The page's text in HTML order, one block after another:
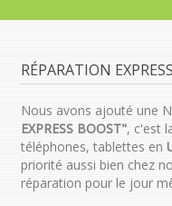
RÉPARATION
Nous avons ajouté une
EXPRESS BOOST", c'est
téléphones, tablettes en
priorité aussi bien chez
réparation pour le jour